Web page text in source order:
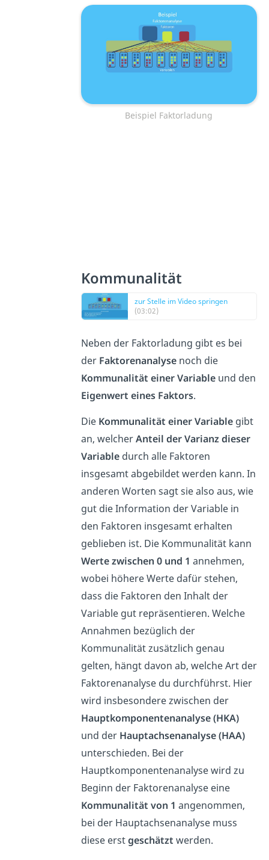
Beispiel Faktorladung
Kommunalität
zur Stelle im Video springen
(03:02)
Neben der Faktorladung gibt es bei
der Faktorenanalysenoch die
Kommunalität einer Variableund den
Eigenwert eines Faktors.
Die Kommunalität einer Variablegibt
an, welcherAnteil der Varianz dieser
Variabledurch alle Faktoren
insgesamt abgebildet werden kann. In
anderen Worten sagt sie also aus, wie
gut die Information der Variable in
den Faktoren insgesamt erhalten
geblieben ist. Die Kommunalität kann
Werte zwischen 0 und 1 annehmen,
wobei höhere Werte dafür stehen,
dass die Faktoren den Inhalt der
Variable gut repräsentieren. Welche
Annahmen bezüglich der
Kommunalität zusätzlich genau
gelten, hängt davon ab, welche Art der
Faktorenanalyse du durchführst. Hier
wird insbesondere zwischen der
Hauptkomponentenanalyse (HKA)
und der Hauptachsenanalyse (HAA)
unterschieden. Bei der
Hauptkomponentenanalyse wird zu
Beginn der Faktorenanalyse eine
Kommunalität von 1 angenommen,
bei der Hauptachsenanalyse muss
diese erstgeschätzt werden.